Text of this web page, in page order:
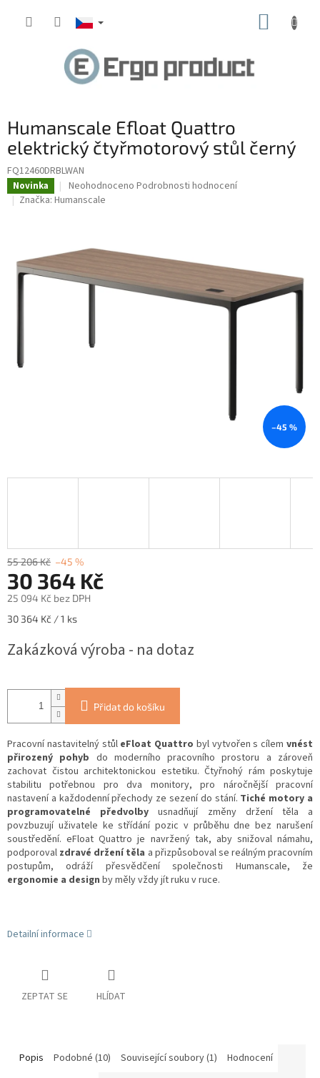
Humanscale Efloat Quattro
elektrický čtyřmotorový stůl černý
FQ12460DRBLWAN
Novinka
Průměrné
hodnocení
z
hvězdiček.
Neohodnoceno Podrobnosti hodnocení
Značka: Humanscale
–45 %
55 206 Kč –45 %
30 364 Kč
25 094 Kč bez DPH
Měrná
30 364 Kč / 1 ks
Zakázková výroba - na dotaz
Přidat do košíku
Pracovní nastavitelný stůleFloat Quattro byl vytvořen s cílemvnést
přirozený pohyb do moderního pracovního prostoru a zároveň
zachovat čistou architektonickou estetiku. Čtyřnohý rám poskytuje
stabilitu potřebnou pro dva monitory, pro náročnější pracovní
nastavení a každodenní přechody ze sezení do stání. Tiché motory a
programovatelné předvolby usnadňují změny držení těla a
povzbuzují uživatele ke střídání pozic v průběhu dne bez narušení
soustředění. eFloat Quattro je navržený tak, aby snižoval námahu,
podporoval zdravé držení těla a přizpůsoboval se reálným pracovním
postupům, odráží přesvědčení společnosti Humanscale, že
ergonomie a design by měly vždy jít ruku v ruce.
Detailní informace
ZEPTAT SE HLÍDAT
Popis Podobné (10) Související soubory (1)
Hodnocení